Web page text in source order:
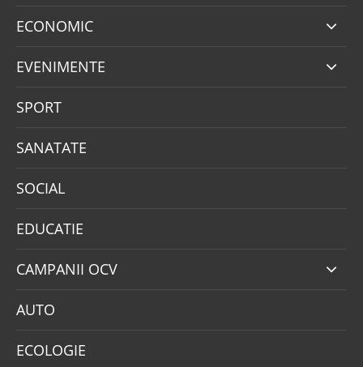
ECONOMIC
EVENIMENTE
SPORT
SANATATE
SOCIAL
EDUCATIE
CAMPANII OCV
AUTO
ECOLOGIE